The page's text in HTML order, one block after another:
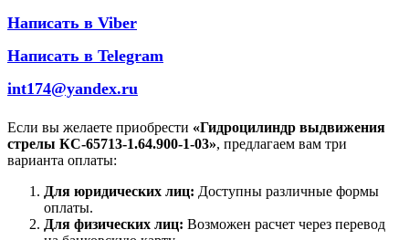
Написать в Viber
Написать в Telegram
int174@yandex.ru
Если вы желаете приобрести «Гидроцилиндр выдвижения
стрелы КС-65713-1.64.900-1-03», предлагаем вам три
варианта оплаты:
Для юридических лиц: Доступны различные формы
оплаты.
Для физических лиц: Возможен расчет через перевод